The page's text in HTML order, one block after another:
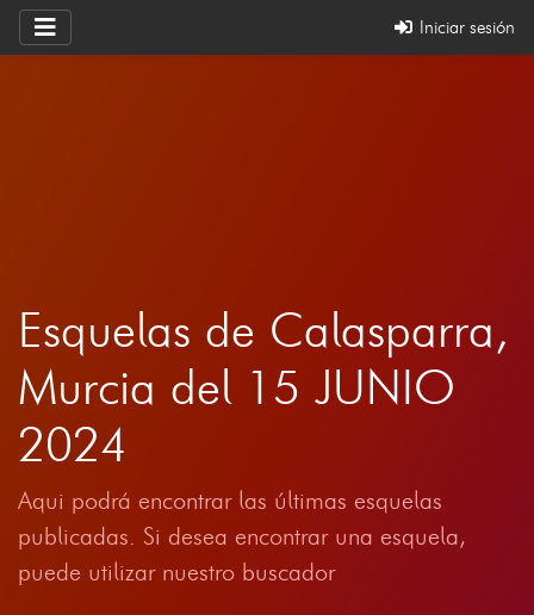
Iniciar sesión
Esquelas de Calasparra,
Murcia del 15 JUNIO
2024
Aqui podrá encontrar las últimas esquelas
publicadas. Si desea encontrar una esquela,
puede utilizar nuestro buscador